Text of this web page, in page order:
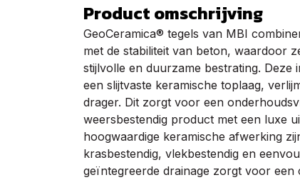
Product omschrijving
GeoCeramica® tegels van MBI
met de stabiliteit van beton, waardoor
stijlvolle en duurzame bestrating. Deze
een slijtvaste keramische toplaag,
drager. Dit zorgt voor een
weersbestendig product met een luxe
hoogwaardige keramische afwerking
krasbestendig, vlekbestendig en
geïntegreerde drainage zorgt voor een